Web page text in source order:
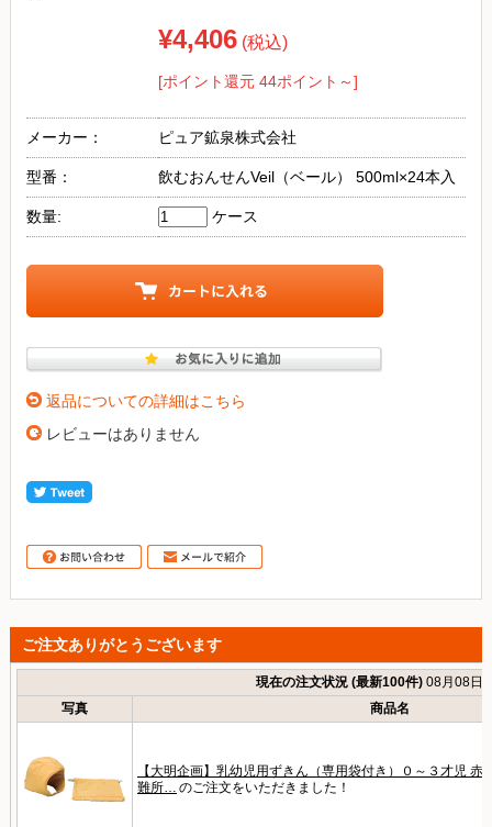
¥4,406 (税込)
[ポイント還元 44ポイント～]
メーカー： ピュア鉱泉株式会社
型番： 飲むおんせんVeil（ベール） 500ml×24本入
数量: ケース
返品についての詳細はこちら
レビューはありません
ご注文ありがとうございます